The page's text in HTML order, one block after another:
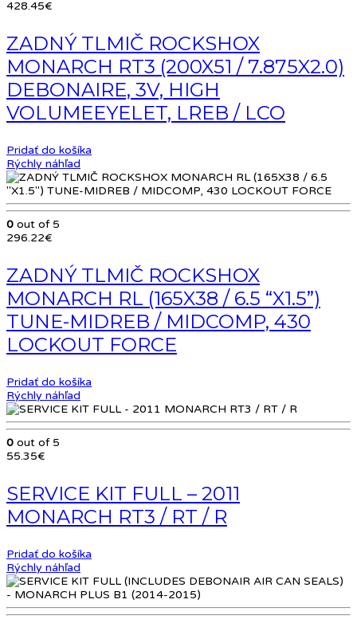
428.45€
ZADNÝ TLMIČ ROCKSHOX
MONARCH RT3 (200X51 / 7.875X2.0)
DEBONAIRE, 3V, HIGH
VOLUMEEYELET, LREB / LCO
Pridať do košíka
Rýchly náhľad
0 out of 5
296.22€
ZADNÝ TLMIČ ROCKSHOX
MONARCH RL (165X38 / 6.5 “X1.5”)
TUNE-MIDREB / MIDCOMP, 430
LOCKOUT FORCE
Pridať do košíka
Rýchly náhľad
0 out of 5
55.35€
SERVICE KIT FULL – 2011
MONARCH RT3 / RT / R
Pridať do košíka
Rýchly náhľad